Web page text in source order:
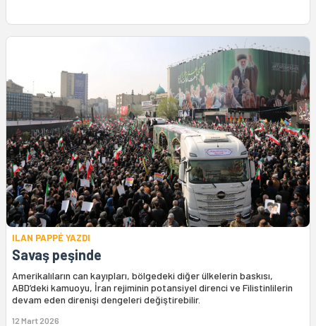
ILAN PAPPÉ YAZDI
Savaş peşinde
Amerikalıların can kayıpları, bölgedeki diğer ülkelerin baskısı,
ABD’deki kamuoyu, İran rejiminin potansiyel direnci ve Filistinlilerin
devam eden direnişi dengeleri değiştirebilir.
12 Mart 2026